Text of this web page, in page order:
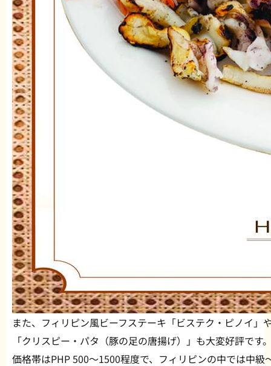
また、フィリピン風ビーフステーキ「ビステク・ピノイ」
「クリスピー・パタ（豚の足の唐揚げ）」も大変好評です
価格帯はPHP 500〜1500程度で、フィリピンの中では中級